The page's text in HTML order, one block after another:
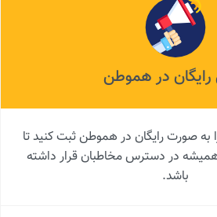
در هموطن
به صورت رایگان در هموطن ثبت کنید تا
در دسترس مخاطبان قرار داشته
باشد.